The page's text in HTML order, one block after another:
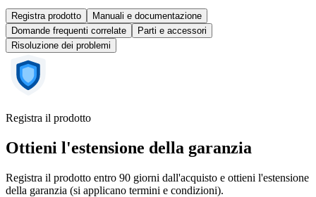
Registra prodotto
Manuali e documentazione
Domande frequenti correlate
Parti e accessori
Risoluzione dei problemi
Registra il prodotto
Ottieni l'estensione della garanzia
Registra il prodotto entro 90 giorni dall'acquisto e ottieni l'estensione
della garanzia (si applicano termini e condizioni).